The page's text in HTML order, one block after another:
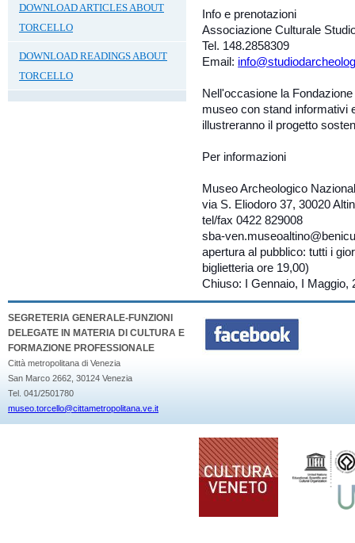
DOWNLOAD ARTICLES ABOUT
TORCELLO
DOWNLOAD READINGS ABOUT
TORCELLO
Info e prenotazioni
Associazione Culturale
Tel. 148.2858309
Email:
Nell'occasione la
museo con stand informativi
illustreranno il progetto
Per informazioni
Museo Archeologico
via S. Eliodoro 37, 30020
tel/fax 0422 829008
sba-
apertura al pubblico: tutti i
biglietteria ore 19,00)
Chiuso: I Gennaio, I Maggio,
SEGRETERIA GENERALE-FUNZIONI
DELEGATE IN MATERIA DI CULTURA E
FORMAZIONE PROFESSIONALE
Città metropolitana di Venezia
San Marco 2662, 30124 Venezia
Tel. 041/2501780
museo.torcello@cittametropolitana.ve.it